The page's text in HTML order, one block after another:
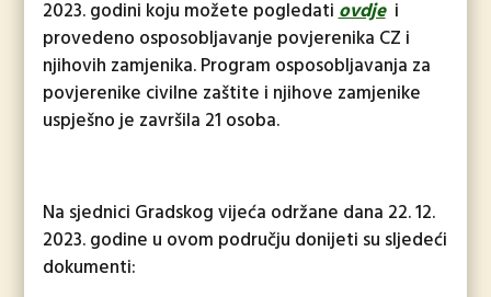
2023. godini koju možete pogledatiovdjei
provedeno osposobljavanje povjerenika CZ i
njihovih zamjenika. Program osposobljavanja za
povjerenike civilne zaštite i njihove zamjenike
uspješno je završila 21 osoba.
Na sjednici Gradskog vijeća održane dana 22. 12.
2023. godine u ovom području donijeti su sljedeći
dokumenti: